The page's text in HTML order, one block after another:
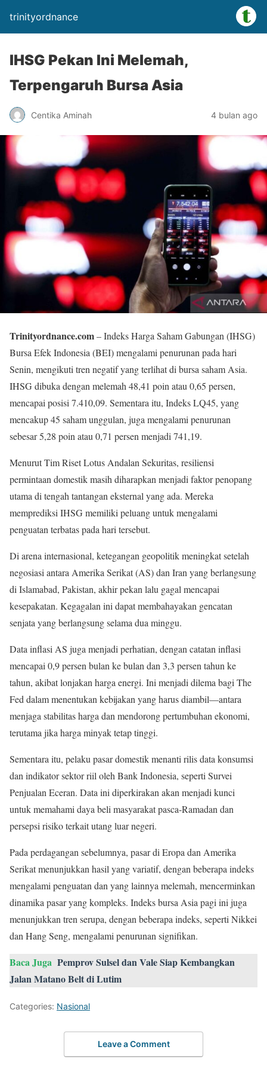
trinityordnance
IHSG Pekan Ini Melemah,
Terpengaruh Bursa Asia
Centika Aminah 4 bulan ago
Trinityordnance.com– Indeks Harga Saham Gabungan (IHSG)
Bursa Efek Indonesia (BEI) mengalami penurunan pada hari
Senin, mengikuti tren negatif yang terlihat di bursa saham Asia.
IHSG dibuka dengan melemah 48,41 poin atau 0,65 persen,
mencapai posisi 7.410,09. Sementara itu, Indeks LQ45, yang
mencakup 45 saham unggulan, juga mengalami penurunan
sebesar 5,28 poin atau 0,71 persen menjadi 741,19.
Menurut Tim Riset Lotus Andalan Sekuritas, resiliensi
permintaan domestik masih diharapkan menjadi faktor penopang
utama di tengah tantangan eksternal yang ada. Mereka
memprediksi IHSG memiliki peluang untuk mengalami
penguatan terbatas pada hari tersebut.
Di arena internasional, ketegangan geopolitik meningkat setelah
negosiasi antara Amerika Serikat (AS) dan Iran yang berlangsung
di Islamabad, Pakistan, akhir pekan lalu gagal mencapai
kesepakatan. Kegagalan ini dapat membahayakan gencatan
senjata yang berlangsung selama dua minggu.
Data inflasi AS juga menjadi perhatian, dengan catatan inflasi
mencapai 0,9 persen bulan ke bulan dan 3,3 persen tahun ke
tahun, akibat lonjakan harga energi. Ini menjadi dilema bagi The
Fed dalam menentukan kebijakan yang harus diambil—antara
menjaga stabilitas harga dan mendorong pertumbuhan ekonomi,
terutama jika harga minyak tetap tinggi.
Sementara itu, pelaku pasar domestik menanti rilis data konsumsi
dan indikator sektor riil oleh Bank Indonesia, seperti Survei
Penjualan Eceran. Data ini diperkirakan akan menjadi kunci
untuk memahami daya beli masyarakat pasca-Ramadan dan
persepsi risiko terkait utang luar negeri.
Pada perdagangan sebelumnya, pasar di Eropa dan Amerika
Serikat menunjukkan hasil yang variatif, dengan beberapa indeks
mengalami penguatan dan yang lainnya melemah, mencerminkan
dinamika pasar yang kompleks. Indeks bursa Asia pagi ini juga
menunjukkan tren serupa, dengan beberapa indeks, seperti Nikkei
dan Hang Seng, mengalami penurunan signifikan.
Baca Juga Pemprov Sulsel dan Vale Siap Kembangkan
Jalan Matano Belt di Lutim
Categories: Nasional
Leave a Comment